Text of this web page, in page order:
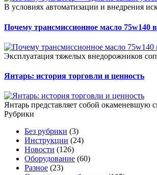
В условиях автоматизации и внедрения
Почему трансмиссионное масло
Эксплуатация тяжелых внедорожников
Янтарь: история торговли и ценность
Янтарь представляет собой окаменевшую
Рубрики
Без рубрики (3)
Инструкции (24)
Новости (126)
Оборудование (60)
Разное (23)